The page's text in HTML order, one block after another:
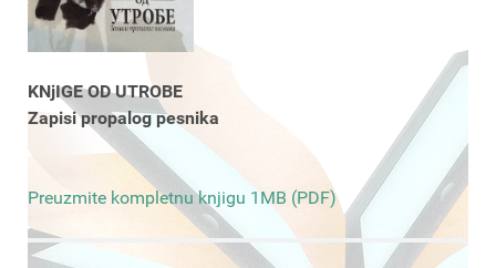
KNjIGE OD UTROBE
Zapisi propalog pesnika
Preuzmite kompletnu knjigu 1MB (PDF)